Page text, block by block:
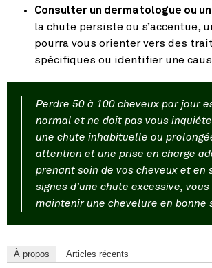
Consulter un dermatologue ou
la chute persiste ou s’accentue,
pourra vous orienter vers des
spécifiques ou identifier une
Perdre 50 à 100 cheveux par jour
normal et ne doit pas vous
une chute inhabituelle ou
attention et une prise en charge
prenant soin de vos cheveux et en
signes d’une chute excessive,
maintenir une chevelure en bonne
À propos Articles récents